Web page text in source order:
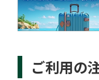
ご利用の